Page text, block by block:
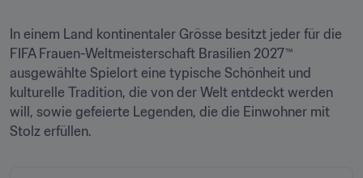
In einem Land kontinentaler Grösse besitzt jeder für die
FIFA Frauen-Weltmeisterschaft Brasilien 2027™
ausgewählte Spielort eine typische Schönheit und
kulturelle Tradition, die von der Welt entdeckt werden
will, sowie gefeierte Legenden, die die Einwohner mit
Stolz erfüllen.